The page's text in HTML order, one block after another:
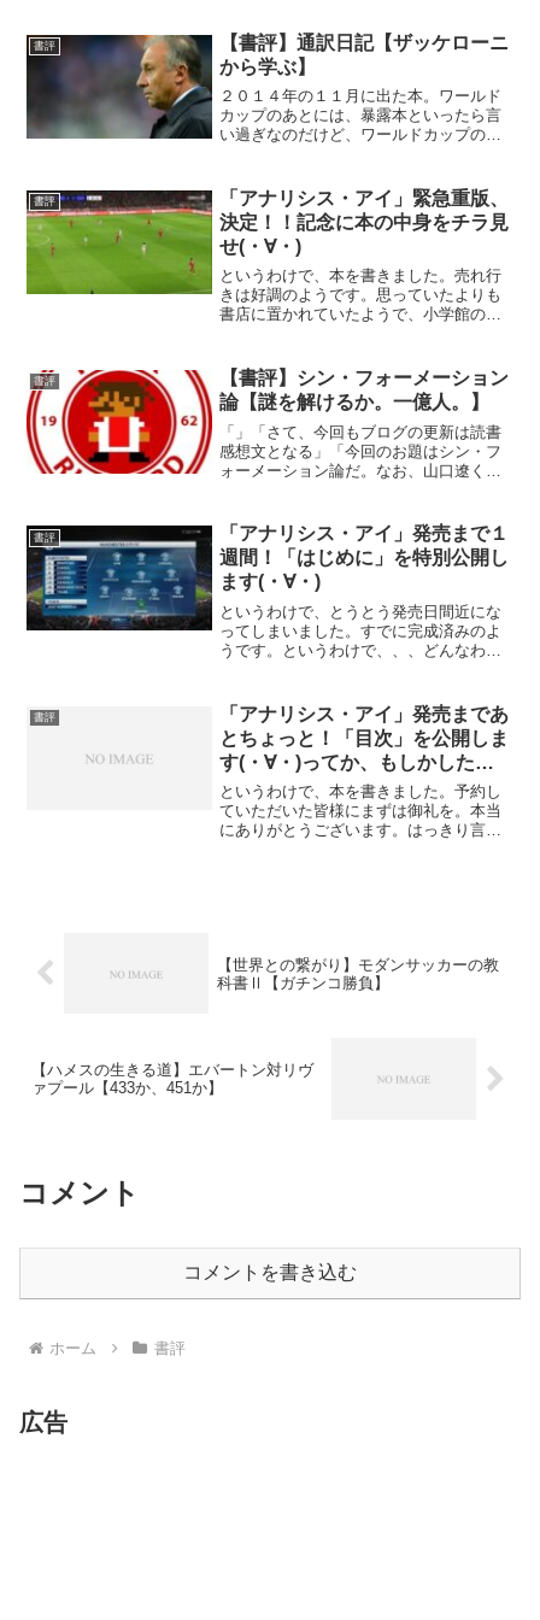
が強調されており、近い未来に出版され
るそうです。この２つの言...
書評
【書評】通訳日記【ザッケローニ
から学ぶ】
２０１４年の１１月に出た本。ワールド
カップのあとには、暴露本といったら言
い過ぎなのだけど、ワールドカップの裏
忘れない（DVDやないか）。２００６年
だったら、敗因と（ほと...
書評
「アナリシス・アイ」緊急重版、
決定！！記念に本の中身をチラ見
せ(・∀・)
というわけで、本を書きました。売れ行
きは好調のようです。思っていたよりも
書店に置かれていたようで、小学館のパ
わかりました。でも、まだ自分は書店で
見つけていません(・∀・...
書評
【書評】シン・フォーメーション
論【謎を解けるか。一億人。】
「」「さて、今回もブログの更新は読書
感想文となる」「今回のお題はシン・フ
ォーメーション論だ。なお、山口遼くん
んくれろ！って世代でもないだろうし
な」「山口くんといえば、本...
書評
「アナリシス・アイ」発売まで１
週間！「はじめに」を特別公開し
ます(・∀・)
というわけで、とうとう発売日間近にな
ってしまいました。すでに完成済みのよ
うです。というわけで、、、どんなわけ
本と間違い探しをすると面白いかもしれ
ません。はじめにサッカー...
書評
「アナリシス・アイ」発売まであ
とちょっと！「目次」を公開しま
す(・∀・)ってか、もしかしたら
今日から店頭にあるかもってさ
(*^^*)
というわけで、本を書きました。予約し
ていただいた皆様にまずは御礼を。本当
にありがとうございます。はっきり言っ
【世界との繋がり】モダンサッカーの教
科書Ⅱ【ガチンコ勝負】
【ハメスの生きる道】エバートン対リヴ
ァプール【433か、451か】
コメント
コメントを書き込む
ホーム 書評
広告